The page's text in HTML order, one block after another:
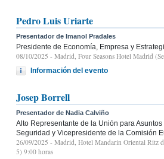
Pedro Luis Uriarte
Presentador de Imanol Pradales
Presidente de Economía, Empresa y
08/10/2025 - Madrid, Four Seasons Hotel Madrid
Información del evento
Josep Borrell
Presentador de Nadia Calviño
Alto Representante de la Unión para
Seguridad y Vicepresidente de la Comisión
26/09/2025 - Madrid, Hotel Mandarin Oriental Ritz
5) 9:00 horas